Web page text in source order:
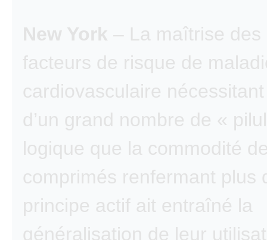
New York – La maîtrise des
facteurs de risque de
cardiovasculaire
d’un grand nombre de «
logique que la commodité
comprimés renfermant plus
principe actif ait entraîné la
généralisation de leur